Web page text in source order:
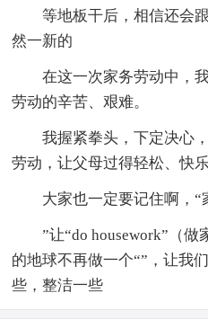
等地板干后，相信还会跟
然一新的
在这一次家务劳动中，我
劳动的辛苦、艰难。
我握紧拳头，下定决心，
劳动，让父母过得轻松、快
大家也一定要记住啊，“
”让“do housework”（做
的地球不再做一个“”，让我
些，整洁一些